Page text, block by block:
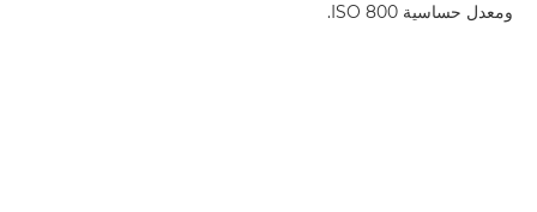
ومعدل حساسية ISO 800.